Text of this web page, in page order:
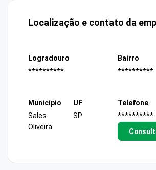
Localização e contato da
Logradouro
**********
Bairro
**********
Município
Sales
Oliveira
UF
SP
Telefone
**********